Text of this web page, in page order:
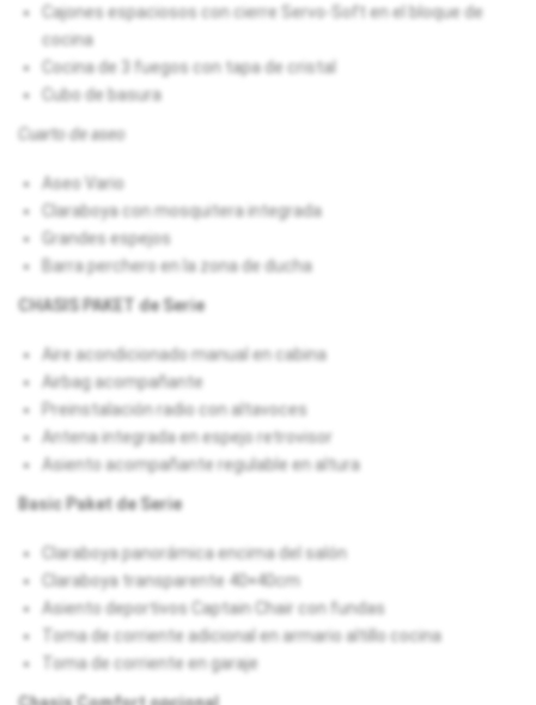
Cajones espaciosos con cierre Servo-Soft en el bloque de
cocina
Cocina de 3 fuegos con tapa de cristal
Cubo de basura
Cuarto de aseo
Aseo Vario
Claraboya con mosquitera integrada
Grandes espejos
Barra perchero en la zona de ducha
CHASIS PAKET de Serie
Aire acondicionado manual en cabina
Airbag acompañante
Preinstalación radio con altavoces
Antena integrada en espejo retrovisor
Asiento acompañante regulable en altura
Basic Paket de Serie
Claraboya panorámica encima del salón
Claraboya transparente 40×40cm
Asiento deportivos Captain Chair con fundas
Toma de corriente adicional en armario altillo cocina
Toma de corriente en garaje